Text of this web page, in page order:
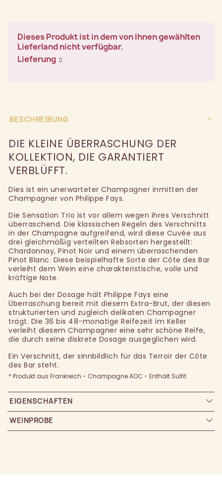
Dieses Produkt ist in dem von Ihnen gewählten
Lieferland nicht verfügbar.
Lieferung
BESCHREIBUNG
DIE KLEINE ÜBERRASCHUNG DER
KOLLEKTION, DIE GARANTIERT
VERBLÜFFT.
Dies ist ein unerwarteter Champagner inmitten der
Champagner von Philippe Fays.
Die Sensation Trio ist vor allem wegen ihres Verschnitt
überraschend. Die klassischen Regeln des Verschnitts
in der Champagne aufgreifend, wird diese Cuvée aus
drei gleichmäßig verteilten Rebsorten hergestellt:
Chardonnay, Pinot Noir und einem überraschenden
Pinot Blanc. Diese beispielhafte Sorte der Côte des Bar
verleiht dem Wein eine charakteristische, volle und
kräftige Note.
Auch bei der Dosage hält Philippe Fays eine
Überraschung bereit mit diesem Extra-Brut, der diesen
strukturierten und zugleich delikaten Champagner
trägt. Die 36 bis 48-monatige Reifezeit im Keller
verleiht diesem Champagner eine sehr schöne Reife,
die durch seine diskrete Dosage ausgeglichen wird.
Ein Verschnitt, der sinnbildlich für das Terroir der Côte
des Bar steht.
* Produkt aus Frankreich - Champagne AOC - Enthält Sulfit
EIGENSCHAFTEN
WEINPROBE